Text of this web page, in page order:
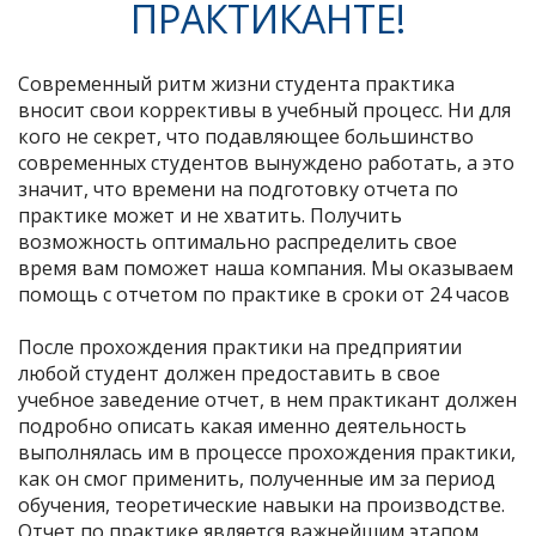
ПРАКТИКАНТЕ!
Современный ритм жизни студента практика
вносит свои коррективы в учебный процесс. Ни для
кого не секрет, что подавляющее большинство
современных студентов вынуждено работать, а это
значит, что времени на подготовку отчета по
практике может и не хватить. Получить
возможность оптимально распределить свое
время вам поможет наша компания. Мы оказываем
помощь с отчетом по практике в сроки от 24 часов
После прохождения практики на предприятии
любой студент должен предоставить в свое
учебное заведение отчет, в нем практикант должен
подробно описать какая именно деятельность
выполнялась им в процессе прохождения практики,
как он смог применить, полученные им за период
обучения, теоретические навыки на производстве.